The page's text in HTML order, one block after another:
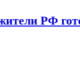
РФ